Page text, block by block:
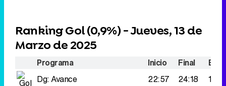
Ranking Gol (0,9%) - Jueves, 13 de
Marzo de 2025
Programa Inicio Final
Dg: Avance
22:57 24:18